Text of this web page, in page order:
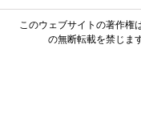
このウェブサイトの著作権
の無断転載を禁じま